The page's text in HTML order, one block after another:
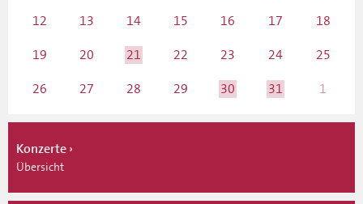
12
13 14 15 16 17
18
19
20 21 22 23 24
25
26
27 28 29 30 31 1
Konzerte
Übersicht